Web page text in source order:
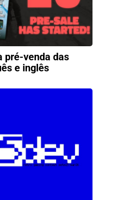
pré-venda das
e inglês